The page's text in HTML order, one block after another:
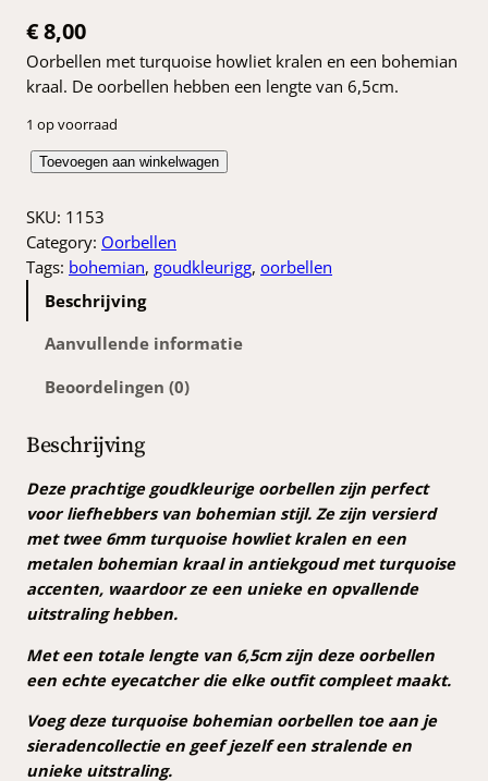
€8,00
Oorbellen met turquoise howliet kralen en een bohemian
kraal. De oorbellen hebben een lengte van 6,5cm.
1 op voorraad
r
q
u
o
h
m
i
a
n
o
o
b
e
l
e
Toevoegen aan winkelwagen
SKU: 1153
Category: Oorbellen
Tags: bohemian, goudkleurigg, oorbellen
Beschrijving
Aanvullende informatie
Beoordelingen (0)
Beschrijving
Deze prachtige goudkleurige oorbellen zijn perfect
voor liefhebbers van bohemian stijl. Ze zijn versierd
met twee 6mm turquoise howliet kralen en een
metalen bohemian kraal in antiekgoud met turquoise
accenten, waardoor ze een unieke en opvallende
uitstraling hebben.
Met een totale lengte van 6,5cm zijn deze oorbellen
een echte eyecatcher die elke outfit compleet maakt.
Voeg deze turquoise bohemian oorbellen toe aan je
sieradencollectie en geef jezelf een stralende en
unieke uitstraling.